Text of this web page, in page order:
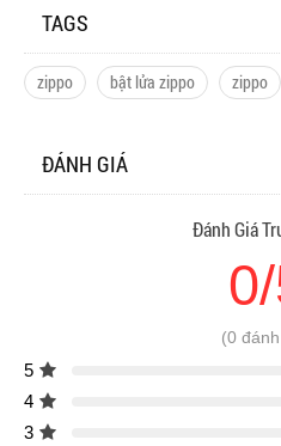
TAGS
zippo bật lửa zippo zippo
ĐÁNH GIÁ
Đánh Giá
(0
5
4
3